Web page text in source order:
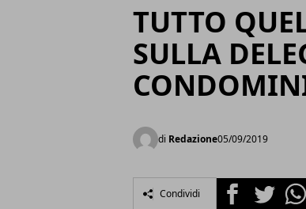
TUTTO
SULLA
di Redazione05/09/2019
Condividi FacebookTwitter